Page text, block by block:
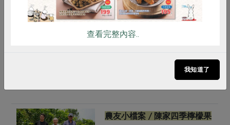
高。陳天印說，榨取完檸檬汁剩下的果皮不要丟，他
會放進保溫瓶，接著倒入熱水，讓果皮在熱水中靜置
一晚，隔天就有清香的檸檬水可喝。雖然有點苦味，
農友小檔案 / 陳家四季檸檬果
查看完整內容..
我知道了